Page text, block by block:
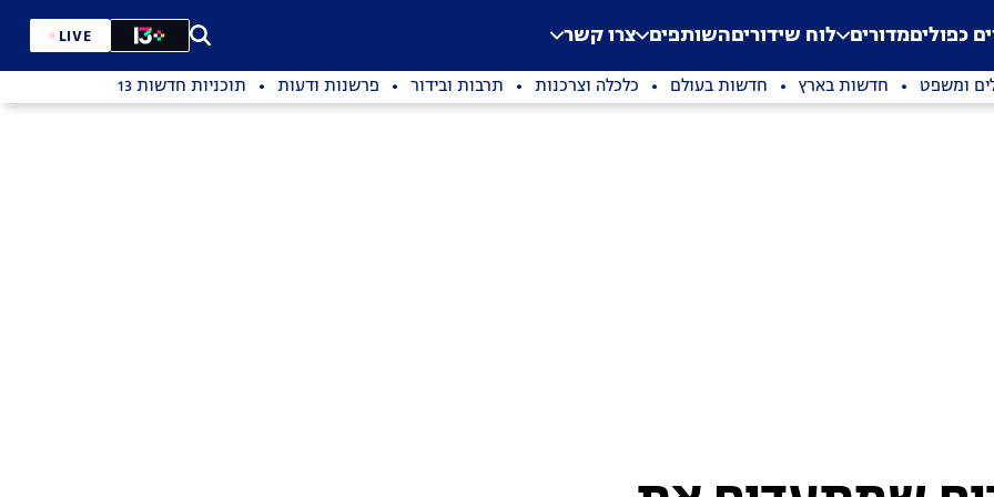
Application error: a
. כפוליםמדורים לוח שידוריםהשותפים צרו קשר LIVE
ומשפט חדשות בארץ חדשות בעולם כלכלה וצרכנות תרבות ובידור פרשנות ודעות תוכניות חדשות 13